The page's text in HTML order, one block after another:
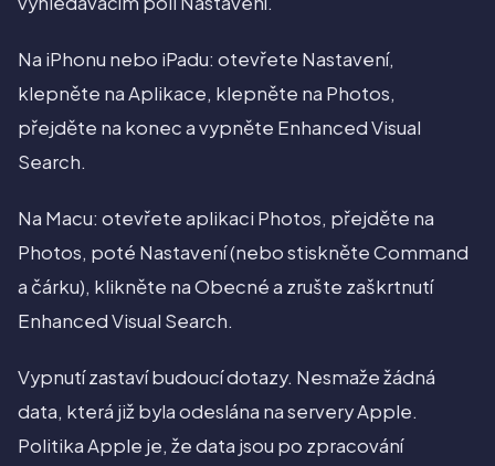
Na iPhonu nebo iPadu: otevřete Nastavení,
klepněte na Aplikace, klepněte na Photos,
přejděte na konec a vypněte Enhanced Visual
Search.
Na Macu: otevřete aplikaci Photos, přejděte na
Photos, poté Nastavení (nebo stiskněte Command
a čárku), klikněte na Obecné a zrušte zaškrtnutí
Enhanced Visual Search.
Vypnutí zastaví budoucí dotazy. Nesmaže žádná
data, která již byla odeslána na servery Apple.
Politika Apple je, že data jsou po zpracování